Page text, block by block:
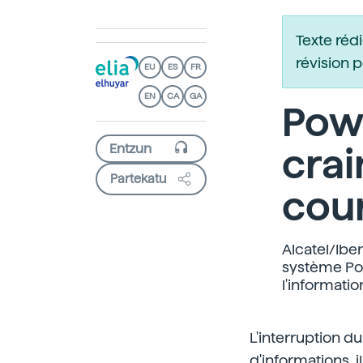
EU ES FR
EN CA GA
Partekatu
Texte
révision
Alcatel/
système
L'interruption